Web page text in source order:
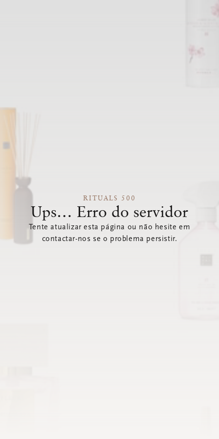
RITUALS 500
Ups… Erro do servidor
Tente atualizar esta página ou não hesite em
contactar-nos se o problema persistir.